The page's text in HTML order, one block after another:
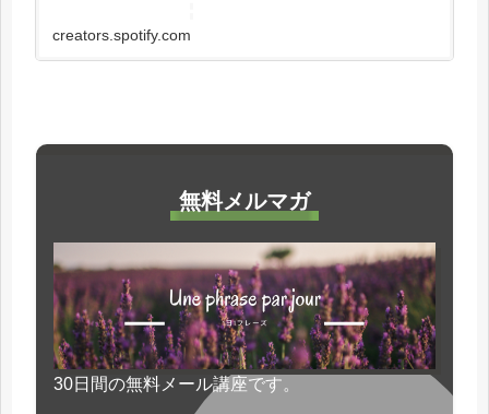
creators.spotify.com
無料メルマガ
30日間の無料メール講座です。